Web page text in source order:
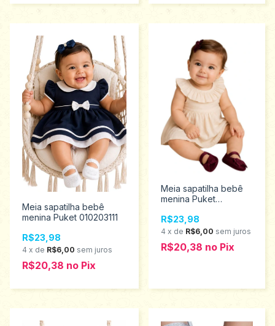
Meia sapatilha bebê
menina Puket 010203111
R$23,98
4 x de R$6,00 sem juros
R$20,38 no Pix
Meia sapatilha bebê
menina Puket
R$23,98
4 x de R$6,00 sem juros
R$20,38 no Pix